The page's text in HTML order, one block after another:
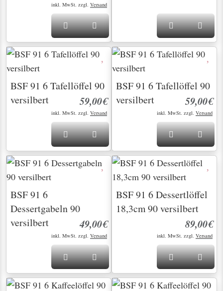
inkl. MwSt. zzgl. Versand
BSF 91 6 Tafellöffel 90
versilbert
59,00€
inkl. MwSt. zzgl. Versand
BSF 91 6 Tafellöffel 90
versilbert
59,00€
inkl. MwSt. zzgl. Versand
BSF 91 6
Dessertgabeln 90
versilbert
49,00€
inkl. MwSt. zzgl. Versand
BSF 91 6 Dessertlöffel
18,3cm 90 versilbert
89,00€
inkl. MwSt. zzgl. Versand